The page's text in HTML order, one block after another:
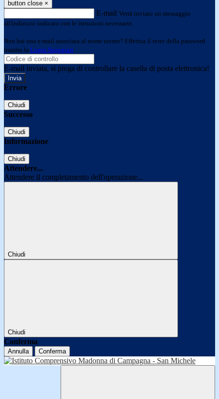
button close ×
E-mail Verrà inviato un messaggio
all'indirizzo indicato con le istruzioni necessarie.
Non hai una e-mail associata al nome utente? Effettua il reset della password
tramite la Login Spaggiari
E-mail inviata, si prega di controllare la casella di posta elettronica!
Errore
Chiudi
Successo
Chiudi
Informazione
Chiudi
Attendere...
Attendere il completamento dell'operazione...
Chiudi
Chiudi
Conferma
Annulla Conferma